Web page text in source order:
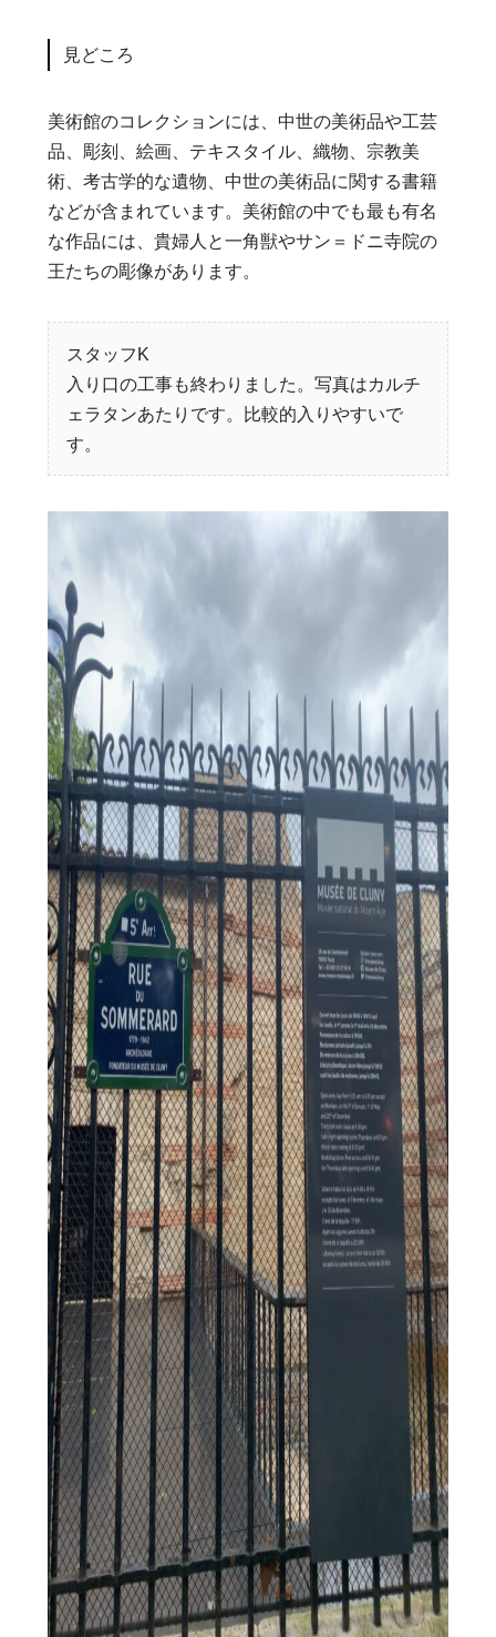
見どころ
美術館のコレクションには、中世の美術品や工芸
品、彫刻、絵画、テキスタイル、織物、宗教美
術、考古学的な遺物、中世の美術品に関する書籍
などが含まれています。美術館の中でも最も有名
な作品には、貴婦人と一角獣やサン＝ドニ寺院の
王たちの彫像があります。
スタッフK
入り口の工事も終わりました。写真はカルチ
ェラタンあたりです。比較的入りやすいで
す。